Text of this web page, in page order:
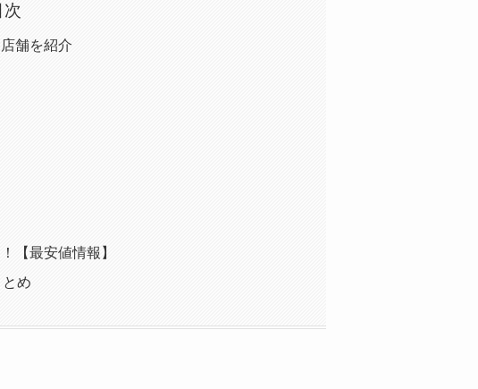
次
舗を紹介
【最安値情報】
め